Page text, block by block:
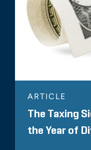
ARTICLE
The Taxing
the Year of